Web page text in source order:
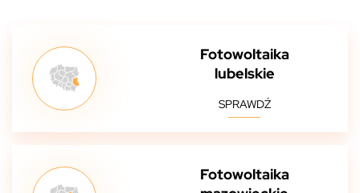
Fotowoltaika
lubelskie
SPRAWDŹ
Fotowoltaika